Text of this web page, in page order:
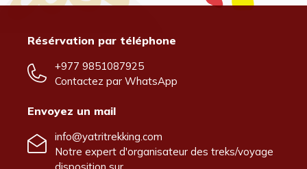
Résérvation par téléphone
+977 9851087925
Contactez par WhatsApp
Envoyez un mail
info@yatritrekking.com
Notre expert d'organisateur des treks/voyage
disposition sur